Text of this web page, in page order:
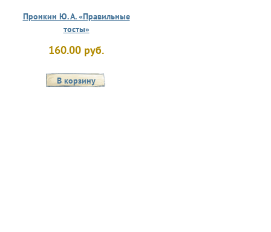
Пронкин Ю. А. «Правильные
тосты»
160.00 руб.